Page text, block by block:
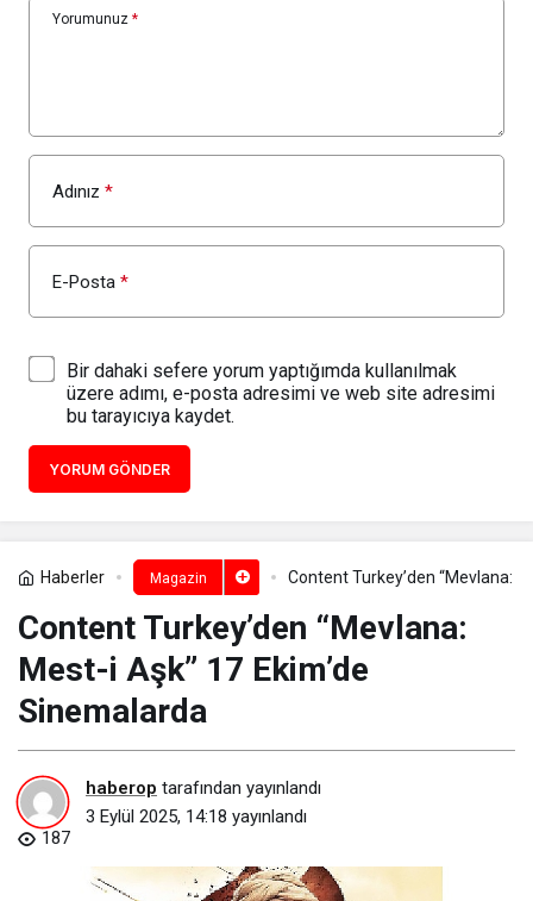
Yorumunuz *
Adınız *
E-Posta *
Bir dahaki sefere yorum yaptığımda kullanılmak
üzere adımı, e-posta adresimi ve web site adresimi
bu tarayıcıya kaydet.
YORUM GÖNDER
Haberler Magazin Content Turkey’den “Mevlana:
Content Turkey’den “Mevlana:
Mest-i Aşk” 17 Ekim’de
Sinemalarda
haberop tarafından yayınlandı
3 Eylül 2025, 14:18 yayınlandı
187